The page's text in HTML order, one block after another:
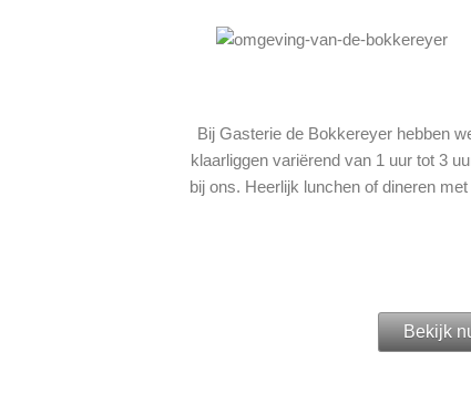
Bij Gasterie de Bokkereyer hebben
klaarliggen variërend van 1 uur tot 3
bij ons. Heerlijk lunchen of dineren
Bekijk